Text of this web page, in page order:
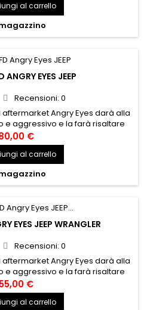
al carrello
ANGRY EYES JEEP
Recensioni: 0
Angry Eyes darà alla
e aggressivo e la farà risaltare
Adatto a:Gladiator
JL 18-presente, Codice
€
al carrello
EYES JEEP WRANGLER
Recensioni: 0
Angry Eyes darà alla
e aggressivo e la farà risaltare
Adatto a:Gladiator
JL 18-presente, Codice
€
al carrello